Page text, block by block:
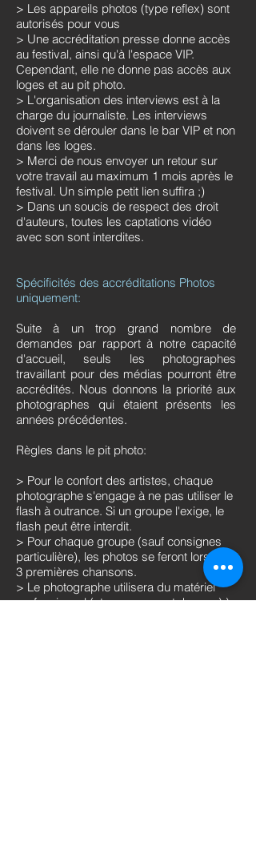
> Les appareils photos (type reflex) sont
autorisés pour vous
> Une accréditation presse donne accès
au festival, ainsi qu'à l'espace VIP.
Cependant, elle ne donne pas accès aux
loges et au pit photo.
> L'organisation des interviews est à la
charge du journaliste. Les interviews
doivent se dérouler dans le bar VIP et non
dans les loges.
> Merci de nous envoyer un retour sur
votre travail au maximum 1 mois après le
festival. Un simple petit lien suffira ;)
> Dans un soucis de respect des droit
d'auteurs, toutes les captations vidéo
avec son sont interdites.
Spécificités des accréditations Photos
uniquement:​
Suite à un trop grand nombre de
demandes par rapport à notre capacité
d'accueil, seuls les photographes
travaillant pour des médias pourront être
accrédités. Nous donnons la priorité aux
photographes qui étaient présents les
années précédentes.
Règles dans le pit photo:
> Pour le confort des artistes, chaque
photographe s'engage à ne pas utiliser le
flash à outrance. Si un groupe l'exige, le
flash peut être interdit.
> Pour chaque groupe (sauf consignes
particulière), les photos se feront lors des
3 premières chansons.
> Le photographe utilisera du matériel
professionnel (et non un smartphone :-) )